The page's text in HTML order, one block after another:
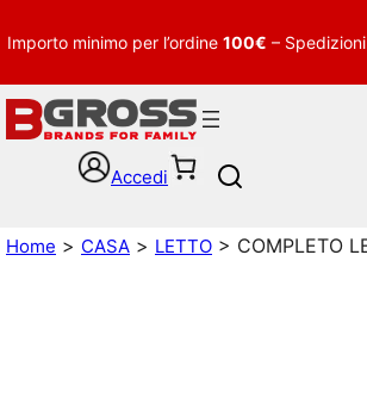
Importo minimo per l’ordine 100€ – Spedizioni
Accedi
Home > CASA > LETTO > COMPLETO